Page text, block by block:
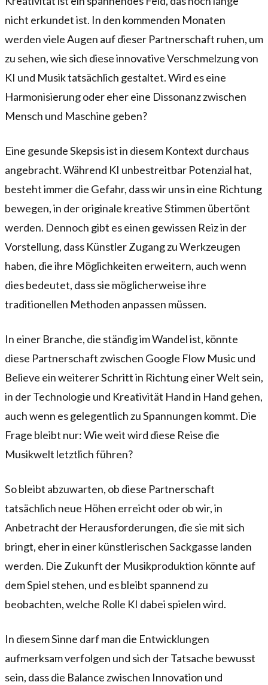
nicht erkundet ist. In den kommenden Monaten
werden viele Augen auf dieser Partnerschaft ruhen, um
zu sehen, wie sich diese innovative Verschmelzung von
KI und Musik tatsächlich gestaltet. Wird es eine
Harmonisierung oder eher eine Dissonanz zwischen
Mensch und Maschine geben?
Eine gesunde Skepsis ist in diesem Kontext durchaus
angebracht. Während KI unbestreitbar Potenzial hat,
besteht immer die Gefahr, dass wir uns in eine Richtung
bewegen, in der originale kreative Stimmen übertönt
werden. Dennoch gibt es einen gewissen Reiz in der
Vorstellung, dass Künstler Zugang zu Werkzeugen
haben, die ihre Möglichkeiten erweitern, auch wenn
dies bedeutet, dass sie möglicherweise ihre
traditionellen Methoden anpassen müssen.
In einer Branche, die ständig im Wandel ist, könnte
diese Partnerschaft zwischen Google Flow Music und
Believe ein weiterer Schritt in Richtung einer Welt sein,
in der Technologie und Kreativität Hand in Hand gehen,
auch wenn es gelegentlich zu Spannungen kommt. Die
Frage bleibt nur: Wie weit wird diese Reise die
Musikwelt letztlich führen?
So bleibt abzuwarten, ob diese Partnerschaft
tatsächlich neue Höhen erreicht oder ob wir, in
Anbetracht der Herausforderungen, die sie mit sich
bringt, eher in einer künstlerischen Sackgasse landen
werden. Die Zukunft der Musikproduktion könnte auf
dem Spiel stehen, und es bleibt spannend zu
beobachten, welche Rolle KI dabei spielen wird.
In diesem Sinne darf man die Entwicklungen
aufmerksam verfolgen und sich der Tatsache bewusst
sein, dass die Balance zwischen Innovation und